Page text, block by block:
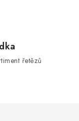
řetězů